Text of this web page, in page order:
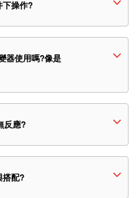
下操作?
器使用嗎?像是
反應?
搭配?